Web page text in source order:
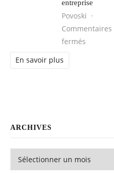
entreprise
Povoski
Commentaires
fermés
En savoir plus
ARCHIVES